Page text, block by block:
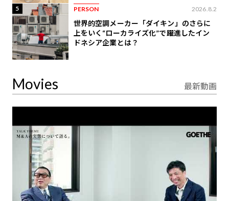
5 PERSON 2026.8.2
世界的空調メーカー「ダイキン」のさらに
上をいく“ローカライズ化”で躍進したイン
ドネシア企業とは？
Movies 最新動画